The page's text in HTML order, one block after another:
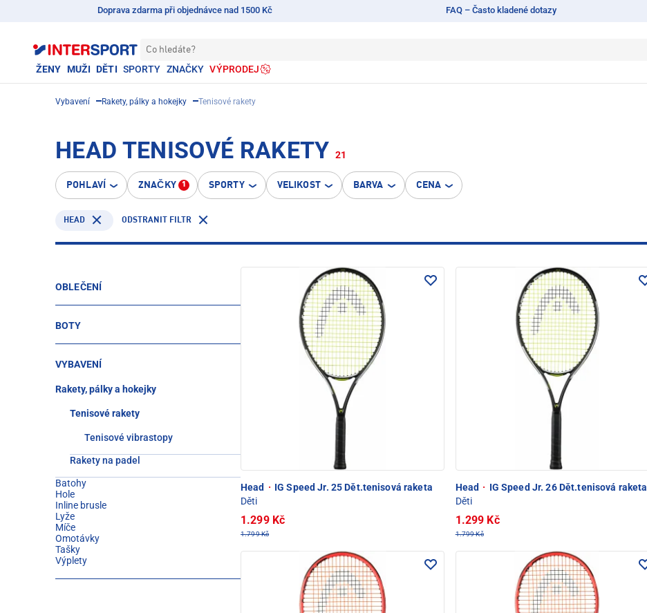
Doprava zdarma při objednávce nad 1500 Kč FAQ – Často kladené dotazy
Co hledáte?
ŽENY MUŽI DĚTI SPORTY ZNAČKY VÝPRODEJ
Vybavení Rakety, pálky a hokejky Tenisové rakety
HEAD TENISOVÉ RAKETY 21
POHLAVÍ ZNAČKY 1 SPORTY VELIKOST BARVA CENA
HEAD ODSTRANIT FILTR
OBLEČENÍ
BOTY
VYBAVENÍ
Rakety, pálky a hokejky
Tenisové rakety
Tenisové vibrastopy
Rakety na padel
Batohy
Hole
Inline brusle
Lyže
Míče
Omotávky
Tašky
Výplety
Head · IG Speed Jr. 25 Dět.tenisová raketa
Děti
1.299 Kč
1.799 Kč
Head · IG Speed Jr. 26 Dět.tenisová raketa
Děti
1.299 Kč
1.799 Kč